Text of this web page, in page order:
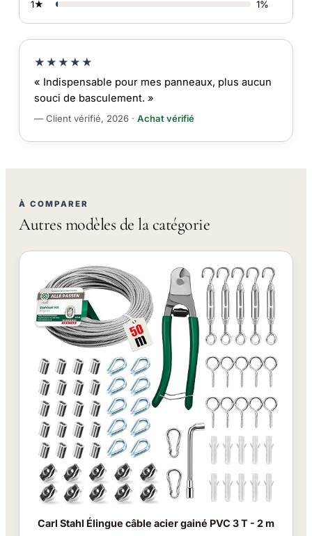
1★
1%
★★★★★
« Indispensable pour mes panneaux, plus aucun
souci de basculement. »
— Client vérifié, 2026 · Achat vérifié
À COMPARER
Autres modèles de la catégorie
Carl Stahl Élingue câble acier gainé PVC 3 T - 2 m